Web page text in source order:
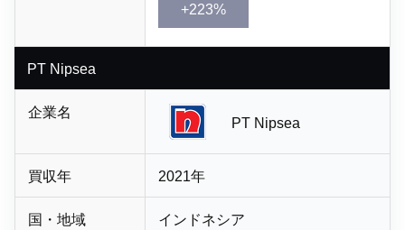
+223%
PT Nipsea
企業名
PT Nipsea
買収年 2021年
国・地域 インドネシア